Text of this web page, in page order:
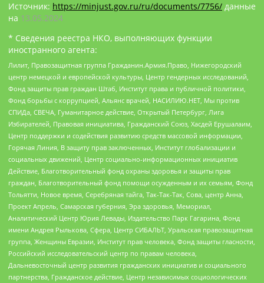
Источник: https://minjust.gov.ru/ru/documents/7756/ данные
на 13.05.2024
* Сведения реестра НКО, выполняющих функции
иностранного агента:
Лилит, Правозащитная группа Гражданин.Армия.Право, Нижегородский
центр немецкой и европейской культуры, Центр гендерных исследований,
Фонд защиты прав граждан Штаб, Институт права и публичной политики,
Фонд борьбы с коррупцией, Альянс врачей, НАСИЛИЮ.НЕТ, Мы против
СПИДа, СВЕЧА, Гуманитарное действие, Открытый Петербург, Лига
Избирателей, Правовая инициатива, Гражданский Союз, Хасдей Ерушалаим,
Центр поддержки и содействия развитию средств массовой информации,
Горячая Линия, В защиту прав заключенных, Институт глобализации и
социальных движений, Центр социально-информационных инициатив
Действие, Благотворительный фонд охраны здоровья и защиты прав
граждан, Благотворительный фонд помощи осужденным и их семьям, Фонд
Тольятти, Новое время, Серебряная тайга, Так-Так-Так, Сова, центр Анна,
Проект Апрель, Самарская губерния, Эра здоровья, Мемориал,
Аналитический Центр Юрия Левады, Издательство Парк Гагарина, Фонд
имени Андрея Рылькова, Сфера, Центр СИБАЛЬТ, Уральская правозащитная
группа, Женщины Евразии, Институт прав человека, Фонд защиты гласности,
Российский исследовательский центр по правам человека,
Дальневосточный центр развития гражданских инициатив и социального
партнерства, Гражданское действие, Центр независимых социологических